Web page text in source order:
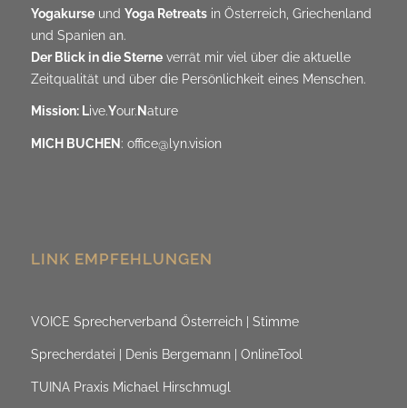
Yogakurseund Yoga Retreatsin Österreich, Griechenland
und Spanien an.
Der Blick in die Sterneverrät mir viel über die aktuelle
Zeitqualität und über die Persönlichkeit eines Menschen.
Mission: Live.Your. Nature
MICH BUCHEN : office@lyn.vision
LINK EMPFEHLUNGEN
VOICE Sprecherverband Österreich | Stimme
Sprecherdatei | Denis Bergemann | OnlineTool
TUINA Praxis Michael Hirschmugl